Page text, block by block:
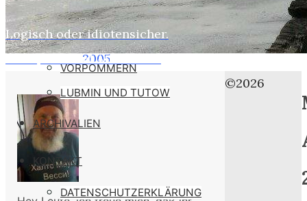
RHINESIDE-GALERIE
KREFELD-BILDER
VORPOMMERN
LUBMIN UND TUTOW
ARCHIVALIEN
KONTAKT
DATENSCHUTZERKLÄRUNG
Home
2005
Logisch oder idiotensicher.
Farbspiele und Autofahrer
©2026